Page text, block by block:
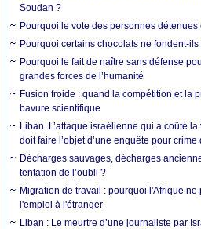
Soudan ?
Pourquoi le vote des personnes détenues
Pourquoi certains chocolats ne fondent-
Pourquoi le fait de naître sans défense
grandes forces de l’humanité
Fusion froide : quand la compétition et la
bavure scientifique
Liban. L’attaque israélienne qui a coûté
doit faire l’objet d’une enquête pour crime
Décharges sauvages, décharges
tentation de l’oubli ?
Migration de travail : pourquoi l'Afrique
l'emploi à l'étranger
Liban : Le meurtre d’une journaliste par